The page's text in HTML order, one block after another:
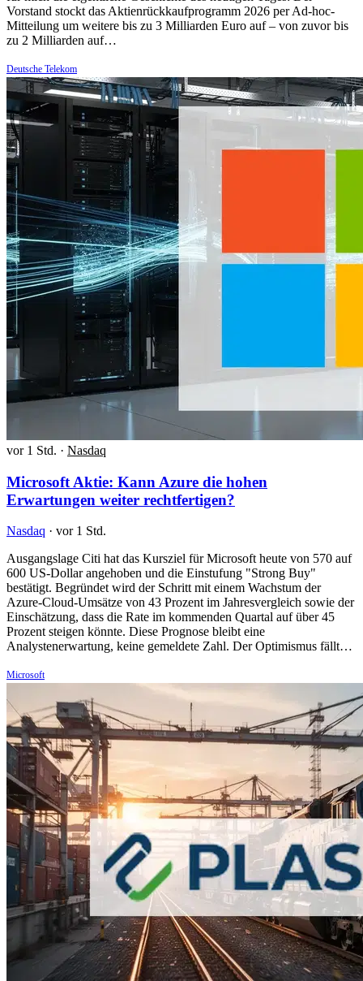
Vorstand stockt das Aktienrückkaufprogramm 2026 per Ad-hoc-
Mitteilung um weitere bis zu 3 Milliarden Euro auf – von zuvor bis
zu 2 Milliarden auf…
Deutsche Telekom
vor 1 Std. · Nasdaq
Microsoft Aktie: Kann Azure die hohen
Erwartungen weiter rechtfertigen?
Nasdaq · vor 1 Std.
Ausgangslage Citi hat das Kursziel für Microsoft heute von 570 auf
600 US-Dollar angehoben und die Einstufung "Strong Buy"
bestätigt. Begründet wird der Schritt mit einem Wachstum der
Azure-Cloud-Umsätze von 43 Prozent im Jahresvergleich sowie der
Einschätzung, dass die Rate im kommenden Quartal auf über 45
Prozent steigen könnte. Diese Prognose bleibt eine
Analystenerwartung, keine gemeldete Zahl. Der Optimismus fällt…
Microsoft